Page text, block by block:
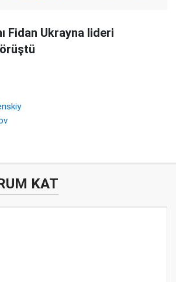
Fidan Ukrayna lideri
KAT